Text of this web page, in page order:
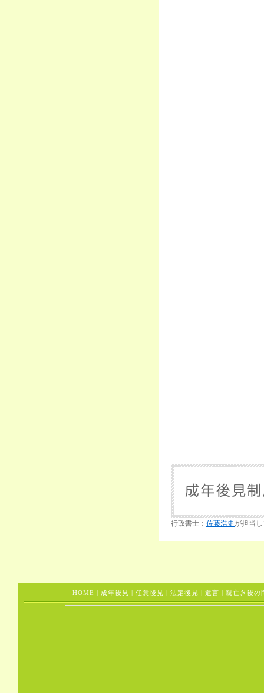
行政書士： 佐藤浩史が担当
HOME | 成年後見 | 任意後見 | 法定後見 | 遺言 | 親亡き後の